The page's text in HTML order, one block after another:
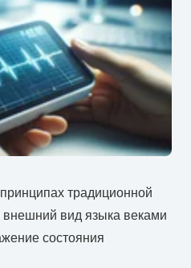
традиционной
внешний вид языка веками
состояния